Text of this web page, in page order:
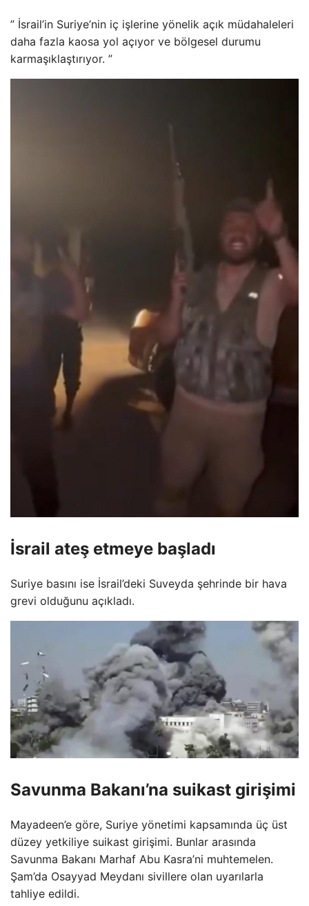
” İsrail’in Suriye’nin iç işlerine yönelik açık müdahaleleri
daha fazla kaosa yol açıyor ve bölgesel durumu
karmaşıklaştırıyor. ”
İsrail ateş etmeye başladı
Suriye basını ise İsrail’deki Suveyda şehrinde bir hava
grevi olduğunu açıkladı.
Savunma Bakanı’na suikast girişimi
Mayadeen’e göre, Suriye yönetimi kapsamında üç üst
düzey yetkiliye suikast girişimi. Bunlar arasında
Savunma Bakanı Marhaf Abu Kasra’ni muhtemelen.
Şam’da Osayyad Meydanı sivillere olan uyarılarla
tahliye edildi.